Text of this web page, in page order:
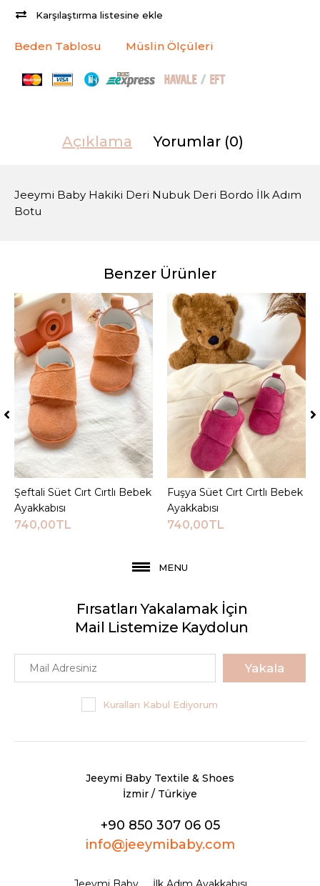
Karşılaştırma listesine ekle
Beden Tablosu Müslin Ölçüleri
Açıklama Yorumlar (0)
Jeeymi Baby Hakiki Deri Nubuk Deri Bordo İlk Adım
Botu
Benzer Ürünler
Sepete Ekle
Şeftali Süet Cırt Cırtlı Bebek
Ayakkabısı
740,00TL
Sepete Ekle
Fuşya Süet Cırt Cırtlı Bebek
Ayakkabısı
740,00TL
MENU
Fırsatları Yakalamak İçin
Mail Listemize Kaydolun
Yakala
Kuralları Kabul Ediyorum
Jeeymi Baby Textile & Shoes
İzmir / Türkiye
+90 850 307 06 05
info@jeeymibaby.com